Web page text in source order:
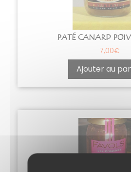
PATÉ CANARD
7,00€
Ajouter au